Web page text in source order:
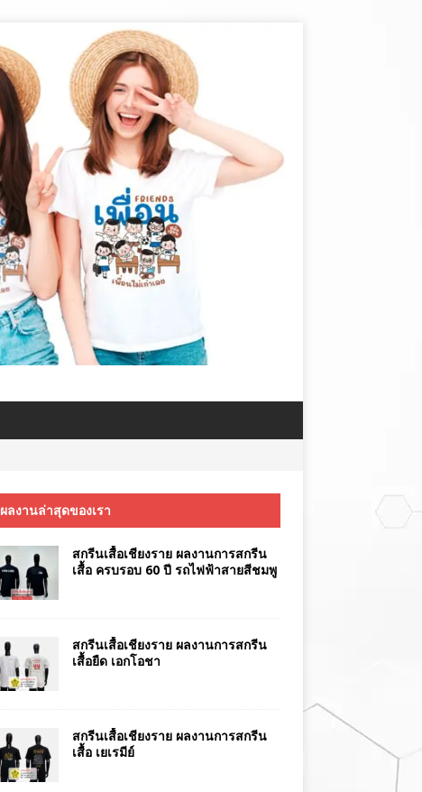
ผลงานล่าสุดของเรา
สกรีนเสื้อเชียงราย ผลงานการสกรีน
เสื้อ ครบรอบ 60 ปี รถไฟฟ้าสายสีชมพู
สกรีนเสื้อเชียงราย ผลงานการสกรีน
เสื้อยืด เอกโอชา
สกรีนเสื้อเชียงราย ผลงานการสกรีน
เสื้อ เยเรมีย์